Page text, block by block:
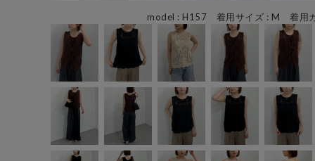
model : H157 着用サイズ : M 着用